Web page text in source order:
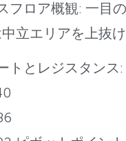
フロア概観: 一目
中立エリアを上抜け
トとレジスタンス: